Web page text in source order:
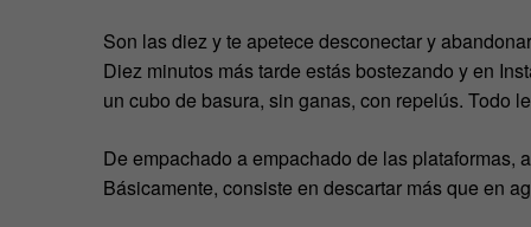
Son las diez y te apetece desconectar y
Diez minutos más tarde estás bostezando y en
un cubo de basura, sin ganas, con repelús. Todo
De empachado a empachado de las plataformas,
Básicamente, consiste en descartar más que en